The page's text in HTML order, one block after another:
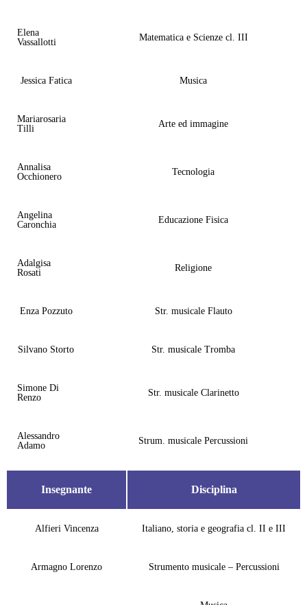
Elena
Vassallotti
Matematica e Scienze cl. III
Jessica Fatica Musica
Mariarosaria
Tilli
Arte ed immagine
Annalisa
Occhionero
Tecnologia
Angelina
Caronchia
Educazione Fisica
Adalgisa
Rosati
Religione
Enza Pozzuto Str. musicale Flauto
Silvano Storto Str. musicale Tromba
Simone Di
Renzo
Str. musicale Clarinetto
Alessandro
Adamo
Strum. musicale Percussioni
Insegnante Disciplina
Alfieri Vincenza Italiano, storia e geografia cl. II e III
Armagno Lorenzo Strumento musicale – Percussioni